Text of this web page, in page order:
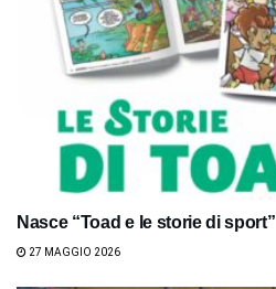
Nasce “Toad e le storie di sport”
27 MAGGIO 2026